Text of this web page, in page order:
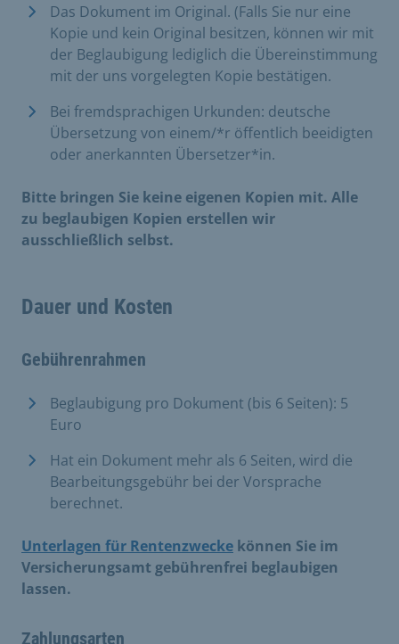
Das Dokument im Original. (Falls Sie nur eine
Kopie und kein Original besitzen, können wir mit
der Beglaubigung lediglich die Übereinstimmung
mit der uns vorgelegten Kopie bestätigen.
Bei fremdsprachigen Urkunden: deutsche
Übersetzung von einem/*r öffentlich beeidigten
oder anerkannten Übersetzer*in.
Bitte bringen Sie keine eigenen Kopien mit. Alle
zu beglaubigen Kopien erstellen wir
ausschließlich selbst.
Dauer und Kosten
Gebührenrahmen
Beglaubigung pro Dokument (bis 6 Seiten): 5
Euro
Hat ein Dokument mehr als 6 Seiten, wird die
Bearbeitungsgebühr bei der Vorsprache
berechnet.
Unterlagen für Rentenzwecke können Sie im
Versicherungsamt gebührenfrei beglaubigen
lassen.
Zahlungsarten